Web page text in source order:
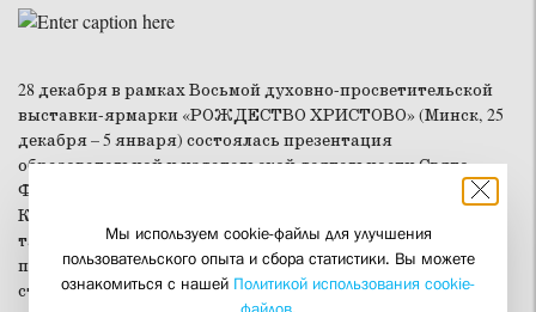
28 декабря в рамках Восьмой духовно-просветительской
выставки-ярмарки «РОЖДЕСТВО ХРИСТОВО» (Минск, 25
декабря – 5 января) состоялась презентация
образовательной и издательской деятельности Свято-
Филаретовского православно-христианского института.
Концепцию и практику образовательной деятельности, а
также последние издания института представил
проректор СФИ Д.С. Гасак вместе с белорусскими
студентами-заочниками. Главной особенностью
Мы используем cookie-файлы для улучшения
пользовательского опыта и сбора статистики. Вы можете
ознакомиться с нашей Политикой использования cookie-
файлов.